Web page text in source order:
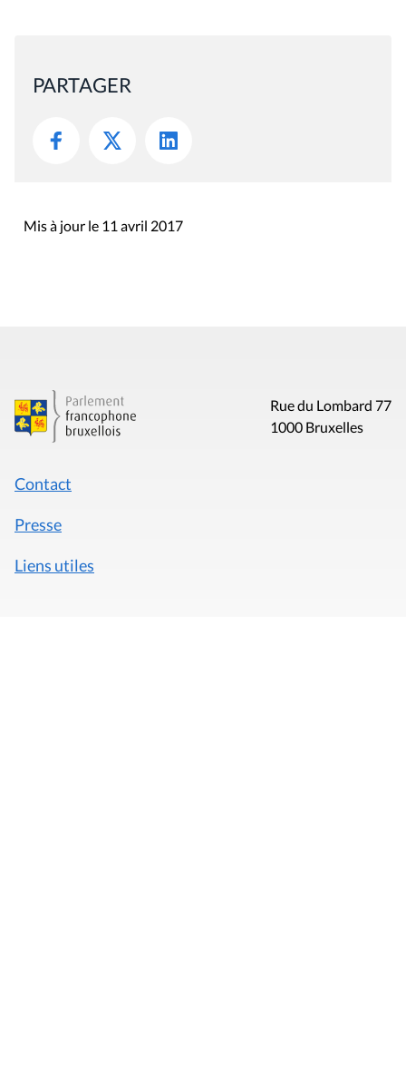
PARTAGER
Mis à jour le 11 avril 2017
Rue du Lombard 77
1000 Bruxelles
Contact
Presse
Liens utiles